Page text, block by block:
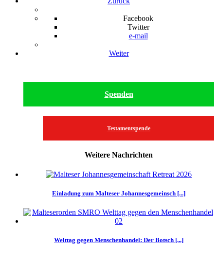
Facebook
Twitter
e-mail
Weiter
Spenden
Testamentspende
Weitere Nachrichten
Einladung zum Malteser Johannesgemeinsch [...]
Welttag gegen Menschenhandel: Der Botsch [...]